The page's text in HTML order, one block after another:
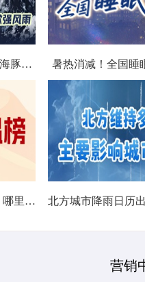
台风数字画像：马拉松台风“白海豚”将影响十余省份 暑热消减！全国睡
数据看今年7月哪里热到破纪录 哪里暑热连轴转
营销